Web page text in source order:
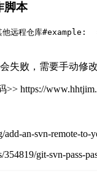
脚本
远程仓库#example:
失败，需要手动修
https://
an-svn-remote-to-
354819/git-svn-pass-